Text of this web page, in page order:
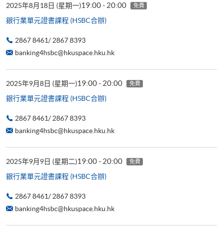
2025年8月18日 (星期一)19:00 - 20:00 免費
銀行業單元證書課程 (HSBC合辦)
2867 8461/ 2867 8393
banking4hsbc@hkuspace.hku.hk
2025年9月8日 (星期一)19:00 - 20:00 免費
銀行業單元證書課程 (HSBC合辦)
2867 8461/ 2867 8393
banking4hsbc@hkuspace.hku.hk
2025年9月9日 (星期二)19:00 - 20:00 免費
銀行業單元證書課程 (HSBC合辦)
2867 8461/ 2867 8393
banking4hsbc@hkuspace.hku.hk